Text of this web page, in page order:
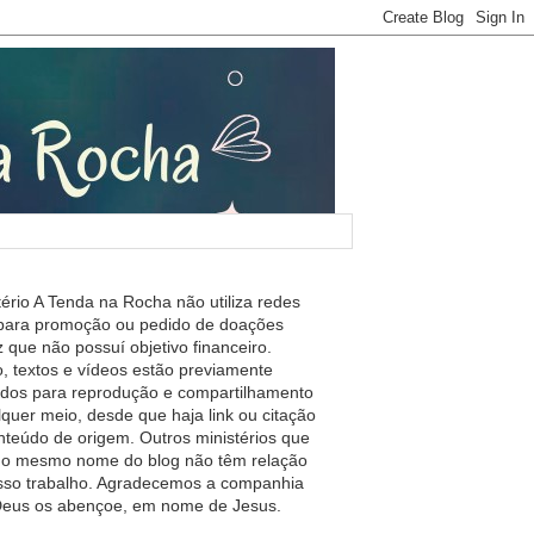
A Tenda na Rocha não utiliza redes
promoção ou pedido de doações
que não possuí objetivo financeiro.
textos e vídeos estão previamente
para reprodução e compartilhamento
meio, desde que haja link ou citação
de origem. Outros ministérios que
mesmo nome do blog não têm relação
trabalho. Agradecemos a companhia
os abençoe, em nome de Jesus.